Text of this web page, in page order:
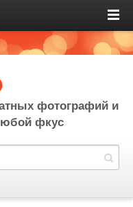
фотографий и
фкус